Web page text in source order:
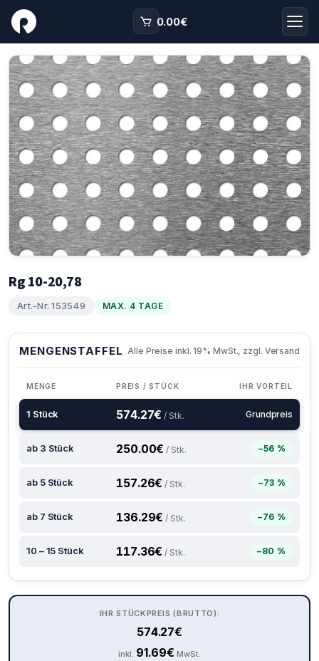
0.00€
Rg 10-20,78
Art.-Nr. 153549 MAX. 4 TAGE
MENGENSTAFFEL Alle Preise inkl. 19% MwSt., zzgl. Versand
MENGE PREIS / STÜCK IHR VORTEIL
1 Stück 574.27€ / Stk. Grundpreis
ab 3 Stück 250.00€ / Stk. −56 %
ab 5 Stück 157.26€ / Stk. −73 %
ab 7 Stück 136.29€ / Stk. −76 %
10 – 15 Stück 117.36€ / Stk. −80 %
IHR STÜCKPREIS (BRUTTO):
574.27€
inkl. 91.69€ MwSt.